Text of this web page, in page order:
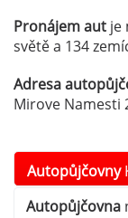
Pronájem aut je
světě a 134
Adresa
Mirove Namesti
Autopůjčovny
Autopůjčovna